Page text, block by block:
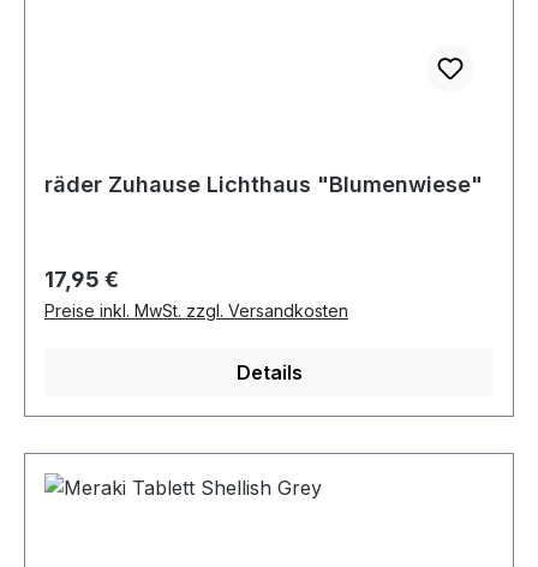
räder Zuhause Lichthaus "Blumenwiese"
Regulärer Preis:
17,95 €
Preise inkl. MwSt. zzgl. Versandkosten
Details